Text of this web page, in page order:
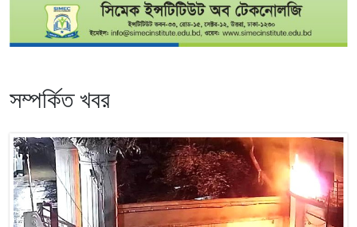
সম্পর্কিত খবর